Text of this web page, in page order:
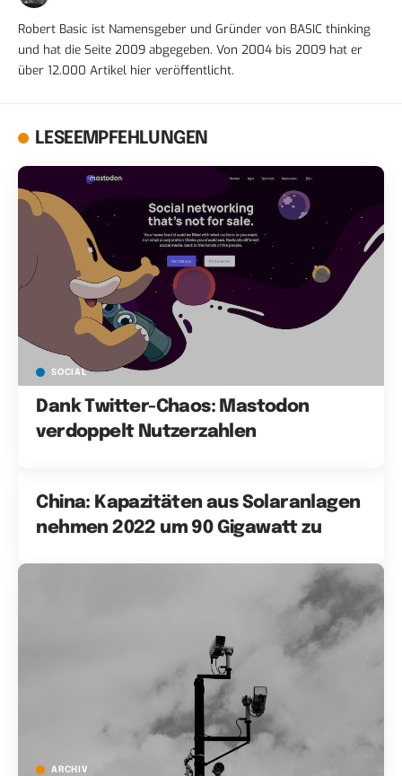
Robert Basic ist Namensgeber und Gründer von BASIC thinking
und hat die Seite 2009 abgegeben. Von 2004 bis 2009 hat er
über 12.000 Artikel hier veröffentlicht.
LESEEMPFEHLUNGEN
SOCIAL
Dank Twitter-Chaos: Mastodon
verdoppelt Nutzerzahlen
China: Kapazitäten aus Solaranlagen
nehmen 2022 um 90 Gigawatt zu
ARCHIV